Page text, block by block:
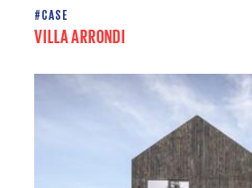
#CASE
VILLA ARRONDI